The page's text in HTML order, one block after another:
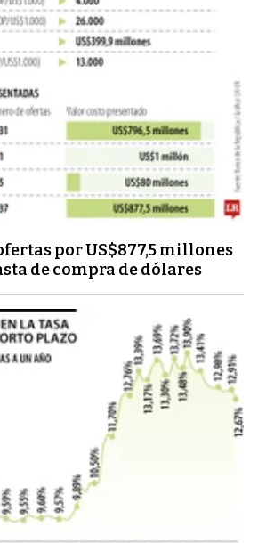
por US$877,5 millones
de compra de dólares